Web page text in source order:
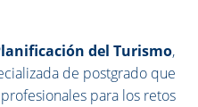
del Turismo,
de postgrado que
para los retos